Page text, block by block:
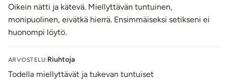
Oikein nätti ja kätevä. Miellyttävän tuntuinen,
monipuolinen, eivätkä hierrä. Ensimmäiseksi setikseni ei
huonompi löytö.
ARVOSTELU:Riuhtoja
Todella miellyttävät ja tukevan tuntuiset